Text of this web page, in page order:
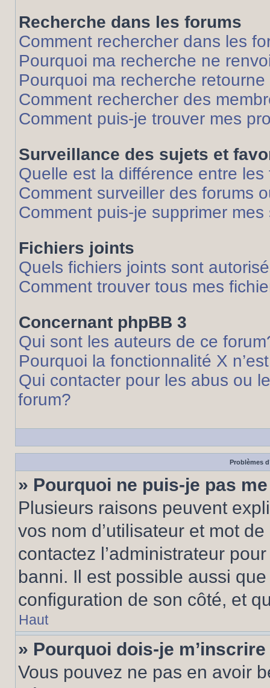
Recherche dans les forums
Comment rechercher dans les
Pourquoi ma recherche ne
Pourquoi ma recherche
Comment rechercher des
Comment puis-je trouver mes
Surveillance des sujets et
Quelle est la différence entre
Comment surveiller des forums
Comment puis-je supprimer
Fichiers joints
Quels fichiers joints sont
Comment trouver tous mes
Concernant phpBB 3
Qui sont les auteurs de ce
Pourquoi la fonctionnalité X
Qui contacter pour les abus ou
forum?
Problèmes
» Pourquoi ne puis-je pas
Plusieurs raisons peuvent
vos nom d’utilisateur et mot
contactez l’administrateur
banni. Il est possible aussi
configuration de son côté, et
Haut
» Pourquoi dois-je
Vous pouvez ne pas en avoir